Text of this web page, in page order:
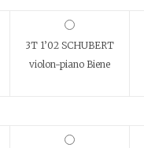
3T 1’02 SCHUBERT
violon-piano Biene